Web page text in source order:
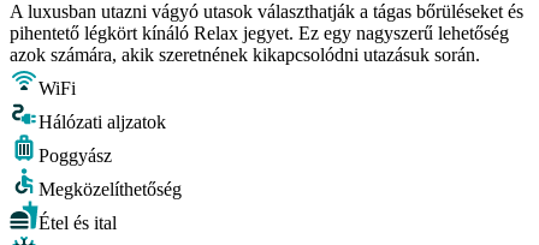
A luxusban utazni vágyó utasok választhatják a tágas bőrüléseket és
pihentető légkört kínáló Relax jegyet. Ez egy nagyszerű lehetőség
azok számára, akik szeretnének kikapcsolódni utazásuk során.
WiFi
Hálózati aljzatok
Poggyász
Megközelíthetőség
Étel és ital